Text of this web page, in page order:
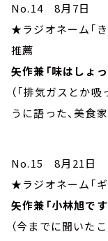
No.14 8月7日
★ラジオネーム「
推薦
矢作兼「味はしょ
（「排気ガスとか
うに語った、美食
No.15 8月21日
★ラジオネーム「
矢作兼「小林旭で
（今までに聞いた